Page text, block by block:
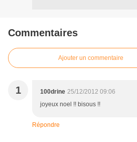
Commentaires
Ajouter un commentaire
1 100drine 25/12/2012 09:06
joyeux noel !! bisous !!
Répondre